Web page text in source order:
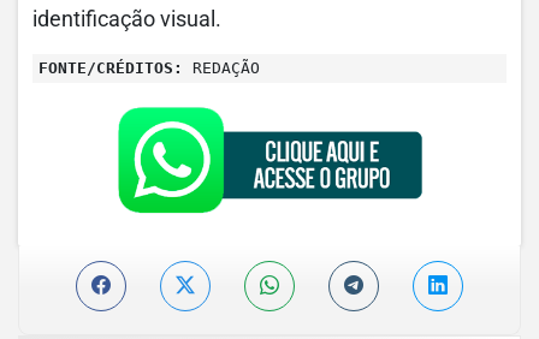
identificação visual.
FONTE/CRÉDITOS: REDAÇÃO